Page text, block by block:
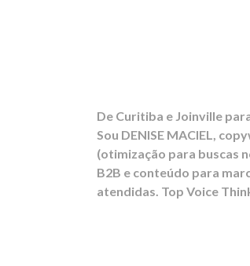
De Curitiba e Joinville
Sou DENISE MACIEL,
(otimização para buscas
B2B e conteúdo para
atendidas. Top Voice